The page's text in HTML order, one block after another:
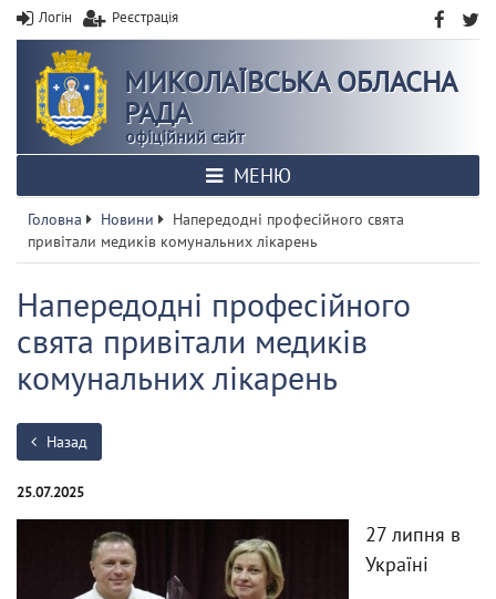
Логін Реєстрація
МИКОЛАЇВСЬКА ОБЛАСНА
РАДА
офіційний сайт
МЕНЮ
Головна Новини
Напередодні професійного свята
привітали медиків комунальних лікарень
Напередодні професійного
свята привітали медиків
комунальних лікарень
Назад
25.07.2025
27 липня в
Україні